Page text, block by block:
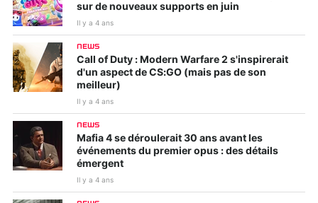
sur de nouveaux supports en juin
Il y a 4 ans
NEWS
Call of Duty : Modern Warfare 2 s'inspirerait
d'un aspect de CS:GO (mais pas de son
meilleur)
Il y a 4 ans
NEWS
Mafia 4 se déroulerait 30 ans avant les
événements du premier opus : des détails
émergent
Il y a 4 ans